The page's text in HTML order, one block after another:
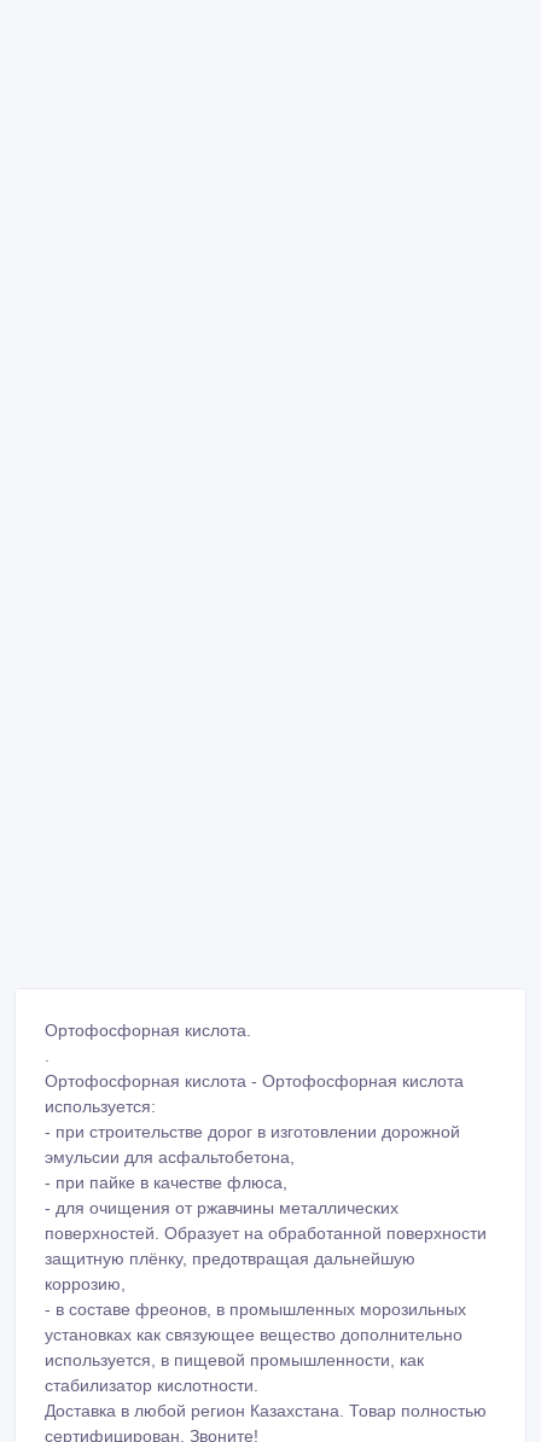
Ортофосфорная кислота.
Ортофосфорная кислота - Ортофосфорная кислота
используется:
- при строительстве дорог в изготовлении дорожной
эмульсии для асфальтобетона,
- при пайке в качестве флюса,
- для очищения от ржавчины металлических
поверхностей. Образует на обработанной поверхности
защитную плёнку, предотвращая дальнейшую